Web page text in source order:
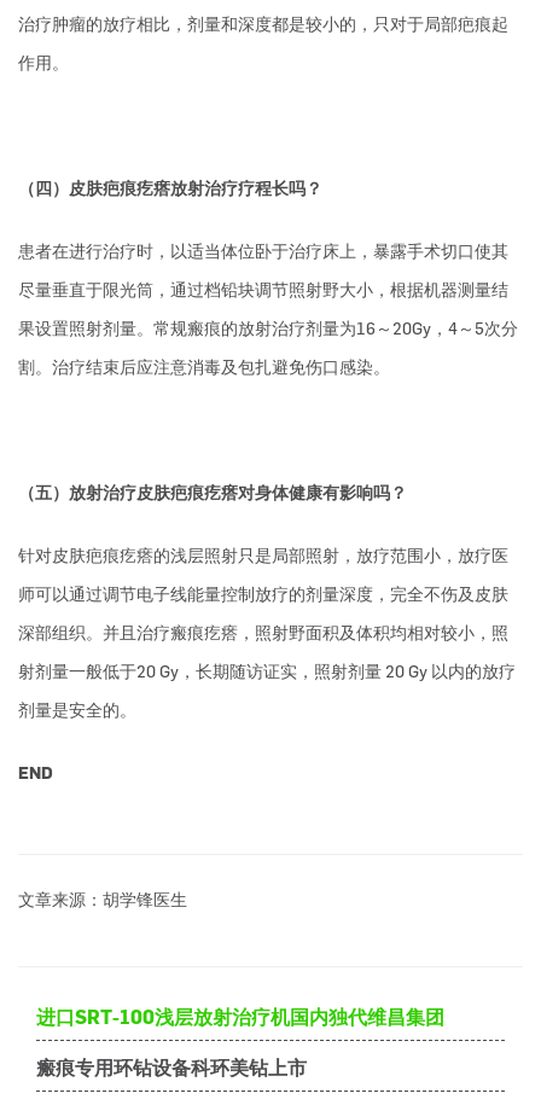
治疗肿瘤的放疗相比，剂量和深度都是较小的，只对于局部疤痕起
作用。
（四）皮肤疤痕疙瘩放射治疗疗程长吗？
患者在进行治疗时，以适当体位卧于治疗床上，暴露手术切口使其
尽量垂直于限光筒，通过档铅块调节照射野大小，根据机器测量结
果设置照射剂量。常规瘢痕的放射治疗剂量为16～20Gy，4～5次分
割。治疗结束后应注意消毒及包扎避免伤口感染。
（五）放射治疗皮肤疤痕疙瘩对身体健康有影响吗？
针对皮肤疤痕疙瘩的浅层照射只是局部照射，放疗范围小，放疗医
师可以通过调节电子线能量控制放疗的剂量深度，完全不伤及皮肤
深部组织。并且治疗瘢痕疙瘩，照射野面积及体积均相对较小，照
射剂量一般低于20 Gy，长期随访证实，照射剂量 20 Gy 以内的放疗
剂量是安全的。
END
文章来源：胡学锋医生
进口SRT-100浅层放射治疗机国内独代维昌集团
瘢痕专用环钻设备科环美钻上市